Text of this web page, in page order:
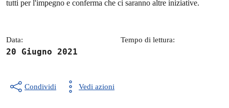
tutti per l'impegno e conferma che ci saranno altre iniziative.
Data:
20 Giugno 2021
Tempo di lettura:
Condividi Vedi azioni